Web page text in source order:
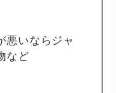
悪いならジャ
など